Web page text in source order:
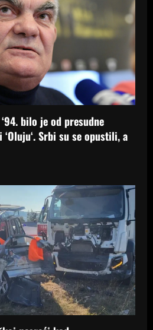
bilo je od presudne
Srbi su se opustili, a